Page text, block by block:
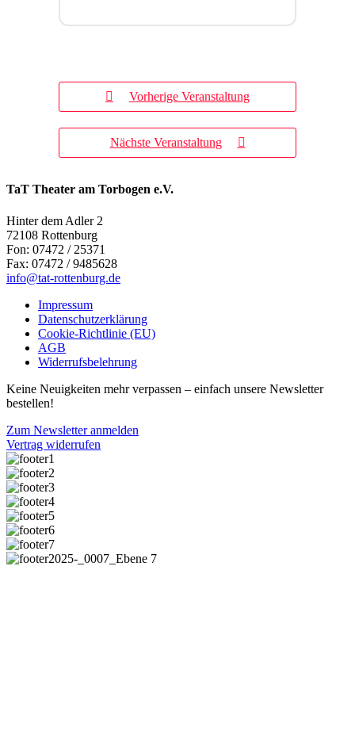
Vorherige Veranstaltung
Nächste Veranstaltung
TaT Theater am Torbogen e.V.
Hinter dem Adler 2
72108 Rottenburg
Fon: 07472 / 25371
Fax: 07472 / 9485628
info@tat-rottenburg.de
Impressum
Datenschutzerklärung
Cookie-Richtlinie (EU)
AGB
Widerrufsbelehrung
Keine Neuigkeiten mehr verpassen – einfach unsere Newsletter
bestellen!
Zum Newsletter anmelden
Vertrag widerrufen